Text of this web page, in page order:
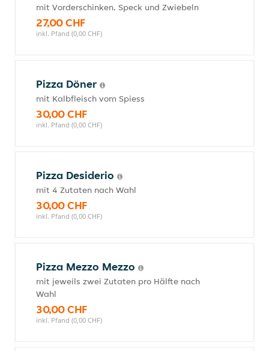
mit Vorderschinken, Speck und Zwiebeln
27,00 CHF
inkl. Pfand (0,00 CHF)
Pizza Döner
mit Kalbfleisch vom Spiess
30,00 CHF
inkl. Pfand (0,00 CHF)
Pizza Desiderio
mit 4 Zutaten nach Wahl
30,00 CHF
inkl. Pfand (0,00 CHF)
Pizza Mezzo Mezzo
mit jeweils zwei Zutaten pro Hälfte nach
Wahl
30,00 CHF
inkl. Pfand (0,00 CHF)